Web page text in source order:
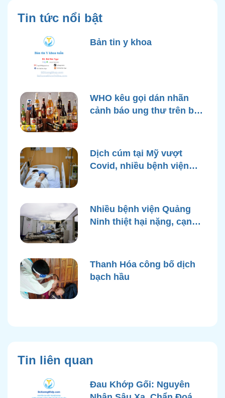
Tin tức nổi bật
Bản tin y khoa
WHO kêu gọi dán nhãn
cảnh báo ung thư trên bao
Dịch cúm tại Mỹ vượt
Covid, nhiều bệnh viện
Nhiều bệnh viện Quảng
Ninh thiệt hại nặng, cạn
Thanh Hóa công bố dịch
bạch hầu
Tin liên quan
Đau Khớp Gối: Nguyên